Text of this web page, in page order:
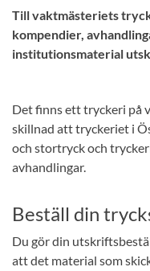
Till vaktmästeriets
kompendier,
institutionsmaterial
Det finns ett tryckeri på
skillnad att tryckeriet i
och stortryck och
avhandlingar.
Beställ din
Du gör din
att det material som